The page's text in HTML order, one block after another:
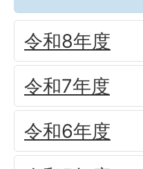
令和8年度
令和7年度
令和6年度